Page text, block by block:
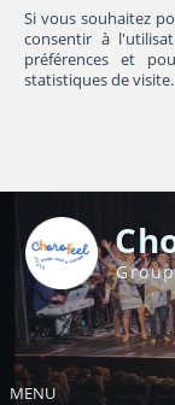
Si vous souhaitez
consentir à
préférences et
statistiques de visite.
MENU